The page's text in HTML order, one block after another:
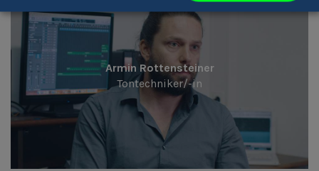
Armin Rottensteiner
Tontechniker/-in